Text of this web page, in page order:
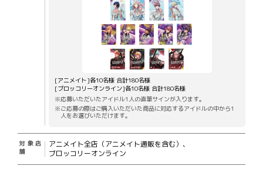
[アニメイト]各10名様 合計180名様
[ブロッコリーオンライン]各10名様 合計180名様
※応募いただいたアイドル1人の直筆サインが入ります。
※ご応募の際はご購入いただいた商品に対応するアイドルの中から1
人をお選びいただけます。
対象店
舗
アニメイト全店（アニメイト通販を含む）、
ブロッコリーオンライン